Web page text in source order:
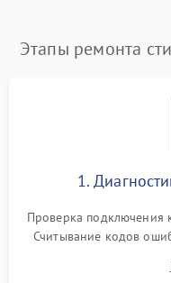
Этапы ремонта
1.
Проверка подключения
Считывание кодов
выявления